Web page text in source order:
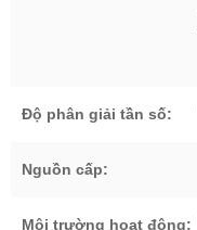
Độ phân giải tần số:
Nguồn cấp:
Môi trường hoạt động: